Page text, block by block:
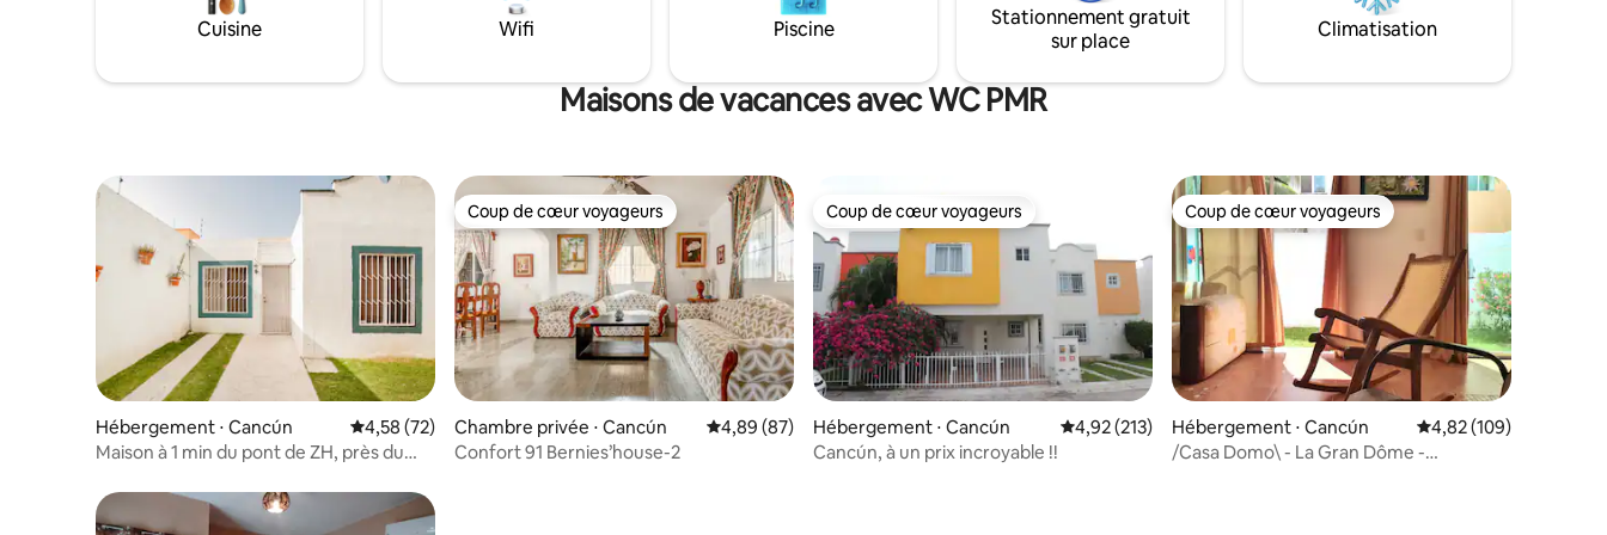
et placard, d'une terrasse et d'un jardin
privés et d'une grande piscine sans
chlore, partagée.
couverts à air ouvert qui sont sûrs pour le
deux rues
Cuisine Wifi Piscine
Stationnement gratuit
sur place
Climatisation
Maisons de vacances avec WC PMR
Hébergement ⋅ Cancún Évaluation moyenne sur la base de 72 commentaires : 4,58 sur 5
4,58 (72)
Maison à 1 min du pont de ZH, près du
Coup de cœur voyageurs
Coup de cœur voyageurs
Chambre privée ⋅ Cancún Évaluation moyenne sur la base de 87 commentaires : 4,89 sur 5
4,89 (87)
Confort 91 Bernies’house-2
Coup de cœur voyageurs
Coup de cœur voyageurs
Hébergement ⋅ Cancún Évaluation moyenne sur la base de 213 commentaires : 4,92 sur 5
4,92 (213)
Cancún, à un prix incroyable !!
Coup de cœur voyageurs
Coup de cœur voyageurs
Hébergement ⋅ Cancún Évaluation moyenne
4,82 (109)
/Casa Domo\ - La Gran Dôme -